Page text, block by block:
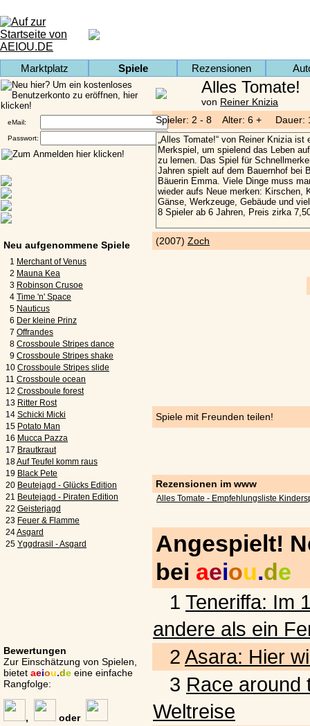
Marktplatz Spiele Rezensionen
eMail:
Passwort:
Neu aufgenommene Spiele
1 Merchant of Venus
2 Mauna Kea
3 Robinson Crusoe
4 Time 'n' Space
5 Nauticus
6 Der kleine Prinz
7 Offrandes
8 Crossboule Stripes dance
9 Crossboule Stripes shake
10 Crossboule Stripes slide
11 Crossboule ocean
12 Crossboule forest
13 Ritter Rost
14 Schicki Micki
15 Potato Man
16 Mucca Pazza
17 Brautkraut
18Auf Teufel komm raus
19 Black Pete
20 Beutejagd - Glücks Edition
21 Beutejagd - Piraten Edition
22 Geisterjagd
23 Feuer & Flamme
24Asgard
25 Yggdrasil - Asgard
Bewertungen
Zur Einschätzung von Spielen,
bietet aeiou.de eine einfache
Rangfolge:
,
oder
Alles Tomate!
von Reiner Knizia
Spieler: 2 - 8 Alter: 6 + Dauer:
(2007) Zoch
Spiele mit Freunden teilen!
Rezensionen im www
Alles Tomate - Empfehlungsliste
Angespielt!
bei aeiou.de
1 Teneriffa: Im
andere als ein
2 Asara: Hier
3 Race around
Weltreise